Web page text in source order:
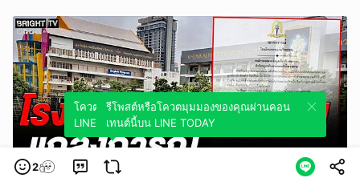
2
โควตมุมมองของคุณผ่านคอนเทนต์นี้บน
LINE TODAY
รีโพสต์หรือโควตมุมมองของคุณผ่านคอน
เทนต์นี้บน LINE TODAY